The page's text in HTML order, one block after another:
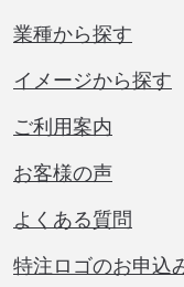
業種から探す
イメージから探す
ご利用案内
お客様の声
よくある質問
特注ロゴのお申込